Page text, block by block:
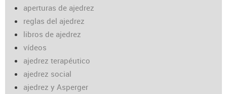
aperturas de ajedrez
reglas del ajedrez
libros de ajedrez
vídeos
ajedrez terapéutico
ajedrez social
ajedrez y Asperger